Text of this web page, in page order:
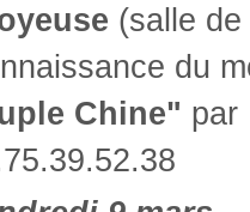
(salle
du
Chine" par